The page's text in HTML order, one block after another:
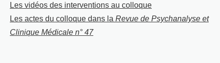
Les vidéos des interventions au colloque
Les actes du colloque dans la Revue de Psychanalyse et
Clinique Médicale n° 47